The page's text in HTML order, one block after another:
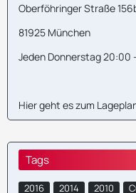
Oberföhringer Straße
81925 München
Jeden Donnerstag 20:00
Hier geht es zum
Tags
2016 2014 2010